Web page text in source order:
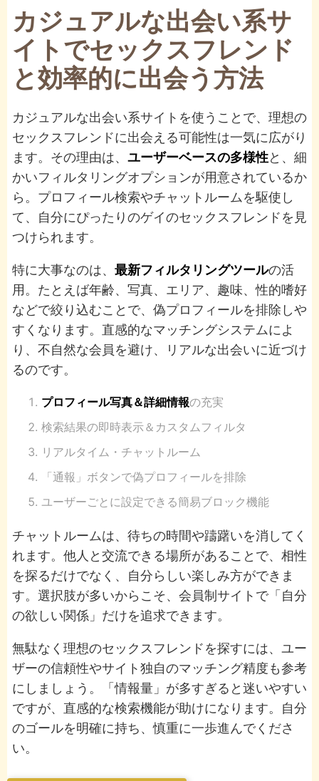
カジュアルな出会い系サ
イトでセックスフレンド
と効率的に出会う方法
カジュアルな出会い系サイトを使うことで、理想の
セックスフレンドに出会える可能性は一気に広がり
ます。その理由は、 ユーザーベースの多様性と、細
かいフィルタリングオプションが用意されているか
ら。プロフィール検索やチャットルームを駆使し
て、自分にぴったりのゲイのセックスフレンドを見
つけられます。
特に大事なのは、 最新フィルタリングツールの活
用。たとえば年齢、写真、エリア、趣味、性的嗜好
などで絞り込むことで、偽プロフィールを排除しや
すくなります。直感的なマッチングシステムによ
り、不自然な会員を避け、リアルな出会いに近づけ
るのです。
プロフィール写真＆詳細情報の充実
検索結果の即時表示＆カスタムフィルタ
リアルタイム・チャットルーム
「通報」ボタンで偽プロフィールを排除
ユーザーごとに設定できる簡易ブロック機能
チャットルームは、待ちの時間や躊躇いを消してく
れます。他人と交流できる場所があることで、相性
を探るだけでなく、自分らしい楽しみ方ができま
す。選択肢が多いからこそ、会員制サイトで「自分
の欲しい関係」だけを追求できます。
無駄なく理想のセックスフレンドを探すには、ユー
ザーの信頼性やサイト独自のマッチング精度も参考
にしましょう。「情報量」が多すぎると迷いやすい
ですが、直感的な検索機能が助けになります。自分
のゴールを明確に持ち、慎重に一歩進んでくださ
い。